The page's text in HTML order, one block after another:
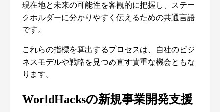
現在地と未来の可能性を客観的に把握し、ステー
クホルダーに分かりやすく伝えるための共通言語
です。
これらの指標を算出するプロセスは、自社のビジ
ネスモデルや戦略を見つめ直す貴重な機会ともな
ります。
WorldHacksの新規事業開発支援